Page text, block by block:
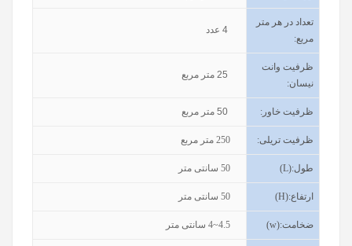
تعداد در هر متر
مربع:
4 عدد
ظرفیت وانت
نیسان:
25 متر مربع
ظرفیت خاور :
50 متر مربع
ظرفیت تریلی:
250 متر مربع
طول(L):
50 سانتی متر
ارتفاع(H):
50 سانتی متر
ضخامت(w):
4~4.5 سانتی متر